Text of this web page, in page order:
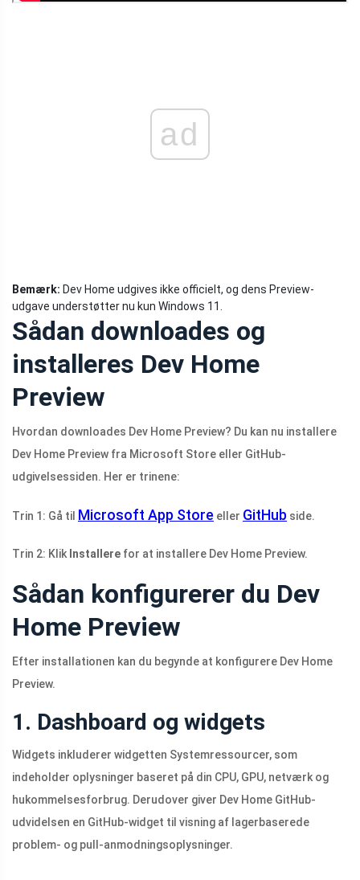
ad
Bemærk: Dev Home udgives ikke officielt, og dens Preview-
udgave understøtter nu kun Windows 11.
Sådan downloades og
installeres Dev Home
Preview
Hvordan downloades Dev Home Preview? Du kan nu installere
Dev Home Preview fra Microsoft Store eller GitHub-
udgivelsessiden. Her er trinene:
Trin 1: Gå til Microsoft App Store eller GitHub side.
Trin 2: Klik Installere for at installere Dev Home Preview.
Sådan konfigurerer du Dev
Home Preview
Efter installationen kan du begynde at konfigurere Dev Home
Preview.
1. Dashboard og widgets
Widgets inkluderer widgetten Systemressourcer, som
indeholder oplysninger baseret på din CPU, GPU, netværk og
hukommelsesforbrug. Derudover giver Dev Home GitHub-
udvidelsen en GitHub-widget til visning af lagerbaserede
problem- og pull-anmodningsoplysninger.